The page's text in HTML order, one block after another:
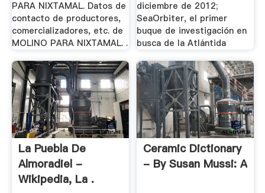
PARA NIXTAMAL. Datos de
contacto de productores,
comercializadores, etc. de
MOLINO PARA NIXTAMAL. .
diciembre de 2012;
SeaOrbiter, el primer
buque de investigación en
busca de la Atlántida
La Puebla De
Almoradiel -
Wikipedia, La .
Ceramic Dictionary
- By Susan Mussi: A